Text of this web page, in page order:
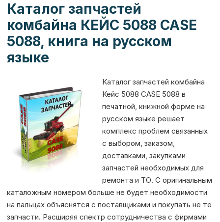
k
er
т
ь
Каталог запчастей
комбайна КЕЙС 5088 CASE
5088, книга на русском
языке
Каталог запчастей комбайна
Кейс 5088 CASE 5088 в
печатной, книжной форме на
русском языке решает
комплекс проблем связанных
с выбором, заказом,
доставками, закупками
запчастей необходимых для
ремонта и ТО. С оригинальным
каталожным номером больше не будет необходимости
на пальцах объяснятся с поставщиками и покупать не те
запчасти. Расширяя спектр сотрудничества с фирмами